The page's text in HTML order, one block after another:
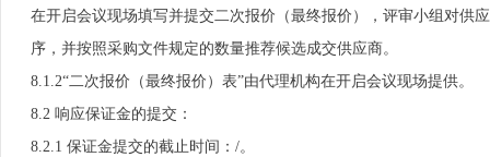
在开启会议现场填写并提交二次报价（最终报价），评审小组对供
序，并按照采购文件规定的数量推荐候选成交供应商。
8.1.2“二次报价（最终报价）表”由代理机构在开启会议现场提供。
8.2 响应保证金的提交：
8.2.1 保证金提交的截止时间：/。